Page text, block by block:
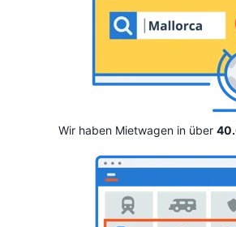
Wir haben Mietwagen in über